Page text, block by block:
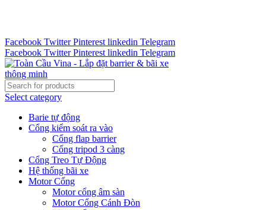
Facebook Twitter Pinterest linkedin Telegram
Facebook Twitter Pinterest linkedin Telegram
Select category
Barie tự động
Cổng kiểm soát ra vào
Cổng flap barrier
Cổng tripod 3 càng
Cổng Treo Tự Động
Hệ thống bãi xe
Motor Cổng
Motor cổng âm sàn
Motor Cổng Cánh Đòn